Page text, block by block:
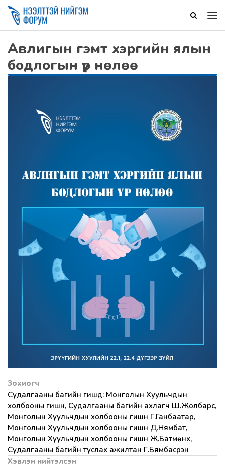
Авлигын гэмт хэргийн ялын
бодлогын үр нөлөө
Зохиогч
Судалгааны багийн гишүүд: Монголын Хуульчдын
холбооны гишүүн, Судалгааны багийн ахлагч Ш.Жолбарс,
Монголын Хуульчдын холбооны гишүүн Г.Ганбаатар,
Монголын Хуульчдын холбооны гишүүн Д.Нямбат,
Монголын Хуульчдын холбооны гишүүн Ж.Батмөнх,
Судалгааны багийн туслах ажилтан Г.Бямбасүрэн
Хэвлэн нийтэлсэн